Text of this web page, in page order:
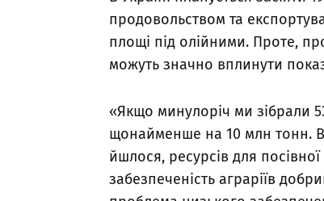
продовольством та
площі під олійними. Проте,
можуть значно вплинути
«Якщо минулоріч ми зібрали
щонайменше на 10 млн тонн.
йшлося, ресурсів для
забезпеченість аграріїв